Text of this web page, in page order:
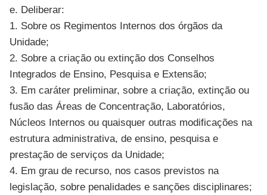
e. Deliberar:
1. Sobre os Regimentos Internos dos órgãos da
Unidade;
2. Sobre a criação ou extinção dos Conselhos
Integrados de Ensino, Pesquisa e Extensão;
3. Em caráter preliminar, sobre a criação, extinção ou
fusão das Áreas de Concentração, Laboratórios,
Núcleos Internos ou quaisquer outras modificações na
estrutura administrativa, de ensino, pesquisa e
prestação de serviços da Unidade;
4. Em grau de recurso, nos casos previstos na
legislação, sobre penalidades e sanções disciplinares;